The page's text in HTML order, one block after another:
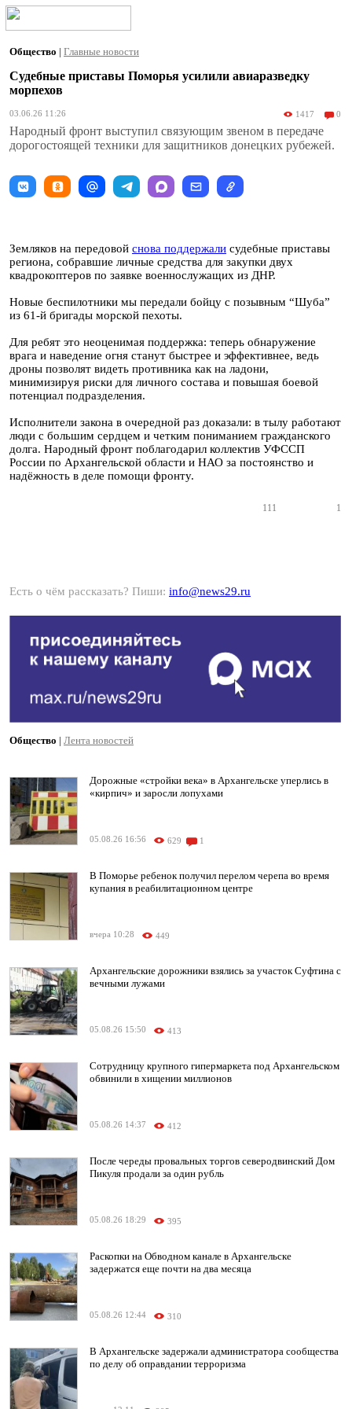
Общество | Главные новости
Судебные приставы Поморья усилили авиаразведку
морпехов
03.06.26 11:26 1417 0
Народный фронт выступил связующим звеном в передаче
дорогостоящей техники для защитников донецких рубежей.
Земляков на передовой снова поддержали судебные приставы
региона, собравшие личные средства для закупки двух
квадрокоптеров по заявке военнослужащих из ДНР.
Новые беспилотники мы передали бойцу с позывным “Шуба”
из 61-й бригады морской пехоты.
Для ребят это неоценимая поддержка: теперь обнаружение
врага и наведение огня станут быстрее и эффективнее, ведь
дроны позволят видеть противника как на ладони,
минимизируя риски для личного состава и повышая боевой
потенциал подразделения.
Исполнители закона в очередной раз доказали: в тылу работают
люди с большим сердцем и четким пониманием гражданского
долга. Народный фронт поблагодарил коллектив УФССП
России по Архангельской области и НАО за постоянство и
надёжность в деле помощи фронту.
111 1
Есть о чём рассказать? Пиши: info@news29.ru
Общество | Лента новостей
Дорожные «стройки века» в Архангельске уперлись в
«кирпич» и заросли лопухами
05.08.26 16:56 629 1
В Поморье ребенок получил перелом черепа во время
купания в реабилитационном центре
вчера 10:28 449
Архангельские дорожники взялись за участок Суфтина с
вечными лужами
05.08.26 15:50 413
Сотрудницу крупного гипермаркета под Архангельском
обвинили в хищении миллионов
05.08.26 14:37 412
После череды провальных торгов северодвинский Дом
Пикуля продали за один рубль
05.08.26 18:29 395
Раскопки на Обводном канале в Архангельске
задержатся еще почти на два месяца
05.08.26 12:44 310
В Архангельске задержали администратора сообщества
по делу об оправдании терроризма